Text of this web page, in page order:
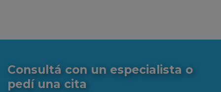
Consultá con un especialista o
pedí una cita